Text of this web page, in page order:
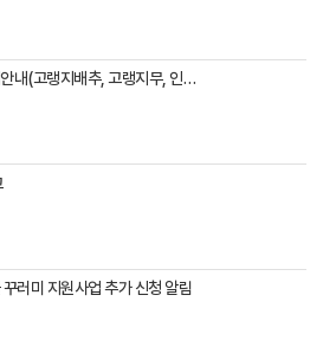
2026년 농작물재해보험 가입안내(고랭지배추, 고랭지무, 인삼)
러미 지원사업 추가 신청 알림